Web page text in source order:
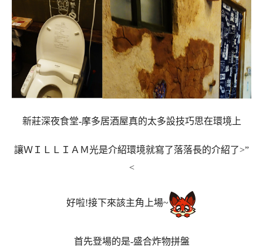
新莊深夜食堂-摩多居酒屋真的太多設技巧思在環境上
讓ＷＩＬＬＩＡＭ光是介紹環境就寫了落落長的介紹了>”
<
好啦!接下來該主角上場~
首先登場的是-盛合炸物拼盤